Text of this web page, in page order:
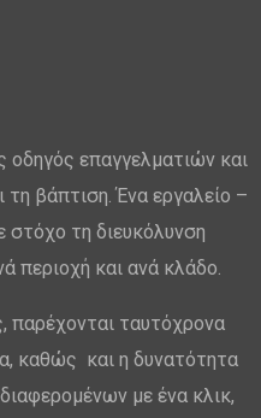
οδηγός επαγγελματιών και
βάπτιση. Ένα εργαλείο –
τη διευκόλυνση
περιοχή και ανά κλάδο.
ταυτόχρονα
καθώς και η δυνατότητα
με ένα κλικ,